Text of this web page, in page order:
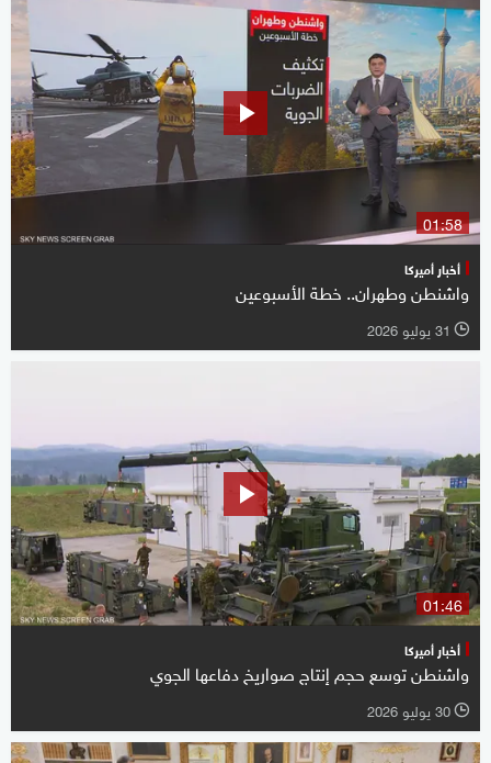
01:58
أخبار أميركا
واشنطن وطهران.. خطة الأسبوعين
l 31 يوليو 2026
01:46
أخبار أميركا
واشنطن توسع حجم إنتاج صواريخ دفاعها الجوي
l 30 يوليو 2026